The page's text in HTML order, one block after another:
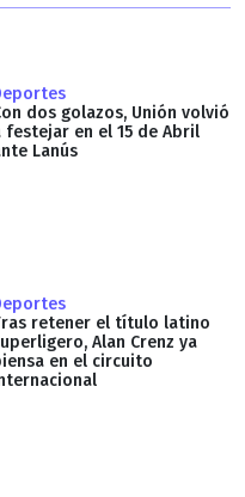
dos golazos, Unión volvió
festejar en el 15 de Abril
Lanús
retener el título latino
Alan Crenz ya
en el circuito